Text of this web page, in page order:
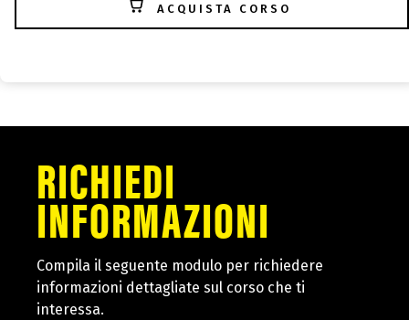
ACQUISTA CORSO
RICHIEDI
INFORMAZIONI
Compila il seguente modulo per richiedere
informazioni dettagliate sul corso che ti
interessa.